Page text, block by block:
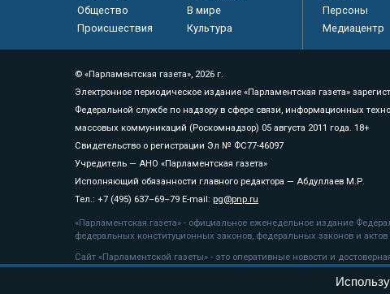
Общество
В мире
Происшествия
Культура
Персоны
Медиацентр
© «Парламентская газета», 2026 г.
Электронное периодическое издание «Парламентская газета»
Федеральной службе по надзору в сфере связи, информационных
массовых коммуникаций (Роскомнадзор) 05 августа 2011 года. 18+
Свидетельство о регистрации Эл № ФС77-46097
Учредитель — АНО «Парламентская газета»
Исполняющий обязанности главного редактора — Абдуллаев М.Р.
Тел.: +7 (495) 637–69–79 E-mail: pg@pnp.ru
«Парламентская газета» - официальное еженедельное издание
федеральных конституционных законов, федеральных законов и
Сайт «Парламентской газеты» - это оперативные новости и
«Парламентской газеты» активная ссылка на pnp.ru обязательна.
рекомендательные